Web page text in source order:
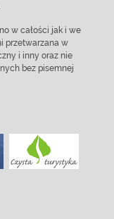
w całości jak i we
przetwarzana w
i inny oraz nie
bez pisemnej